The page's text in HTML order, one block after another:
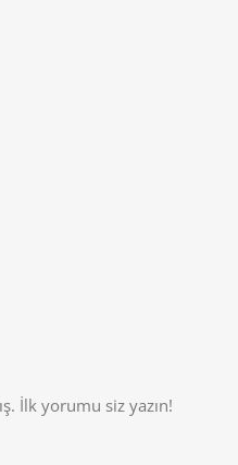
İlk yorumu siz yazın!